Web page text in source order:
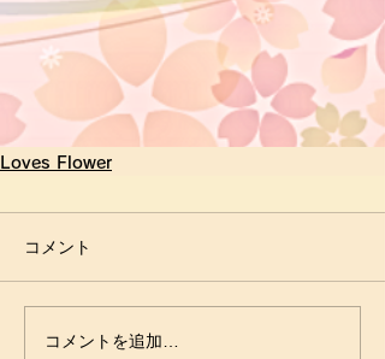
Loves Flower
コメント
コメントを追加…